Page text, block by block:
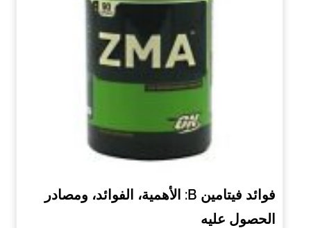
فوائد فيتامين B: الأهمية، الفوائد، ومصادر
الحصول عليه